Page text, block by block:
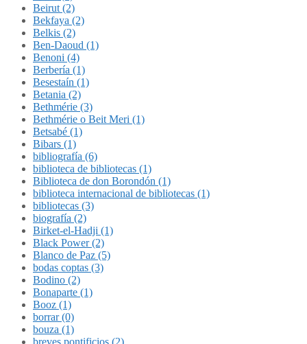
Beirut (2)
Bekfaya (2)
Belkis (2)
Ben-Daoud (1)
Benoni (4)
Berbería (1)
Besestaín (1)
Betania (2)
Bethmérie (3)
Bethmérie o Beit Meri (1)
Betsabé (1)
Bibars (1)
bibliografía (6)
biblioteca de bibliotecas (1)
Biblioteca de don Borondón (1)
biblioteca internacional de bibliotecas (1)
bibliotecas (3)
biografía (2)
Birket-el-Hadji (1)
Black Power (2)
Blanco de Paz (5)
bodas coptas (3)
Bodino (2)
Bonaparte (1)
Booz (1)
borrar (0)
bouza (1)
breves pontificios (2)